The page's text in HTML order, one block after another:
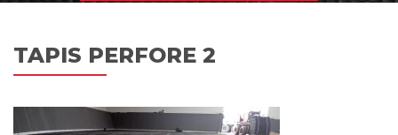
TAPIS PERFORE 2